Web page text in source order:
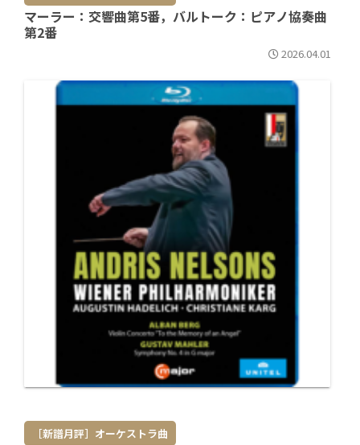
マーラー：交響曲第5番，バルトーク：ピアノ協奏曲
第2番
2026.04.01
［新譜月評］オーケストラ曲